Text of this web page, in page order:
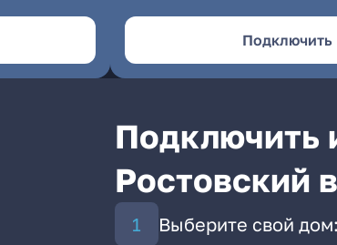
Подключить
Подключить
Ростовский
Выберите свой